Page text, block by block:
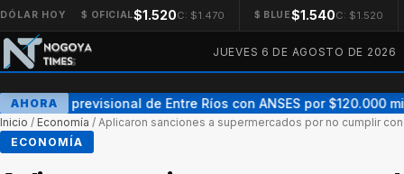
DÓLAR HOY $ OFICIAL$1.520C: $1.470 $ BLUE$1.540C: $1.520
JUEVES 6 DE AGOSTO DE 2026
AHORA
Acuerdo previsional de Entre Ríos con ANSES por $120.000
Inicio / Economía / Aplicaron sanciones a supermercados por no cumplir
ECONOMÍA